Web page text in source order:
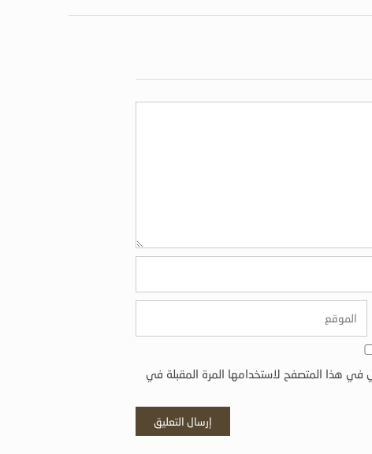
في هذا المتصفح لاستخدامها المرة المقبلة في